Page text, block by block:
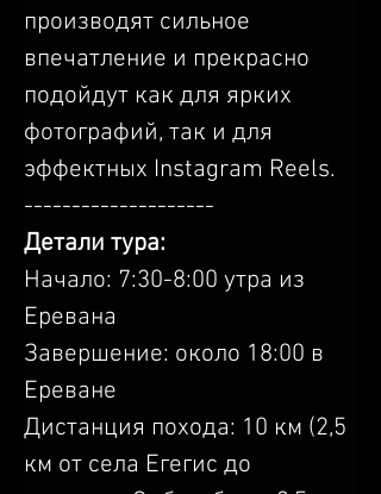
производят сильное
впечатление и прекрасно
подойдут как для ярких
фотографий, так и для
эффектных Instagram Reels.
--------------------
Детали тура:
Начало: 7:30-8:00 утра из
Еревана
Завершение: около 18:00 в
Ереване
Дистанция похода: 10 км (2,5
км от села Егегис до